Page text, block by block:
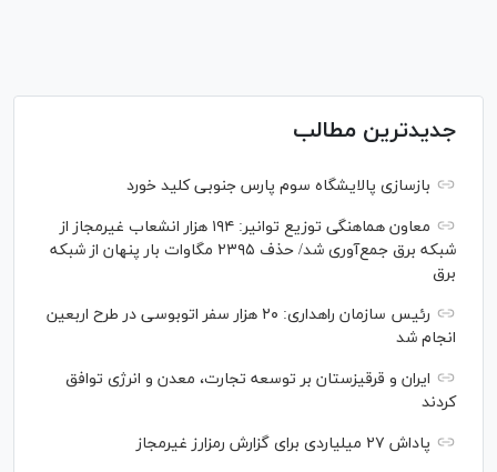
جدیدترین مطالب
بازسازی پالایشگاه سوم پارس جنوبی کلید خورد
معاون هماهنگی توزیع توانیر: ۱۹۴ هزار انشعاب غیرمجاز از
شبکه برق جمع‌آوری شد/ حذف ۲۳۹۵ مگاوات بار پنهان از شبکه
برق
رئیس سازمان راهداری: ۲۰ هزار سفر اتوبوسی در طرح اربعین
انجام شد
ایران و قرقیزستان بر توسعه تجارت، معدن و انرژی توافق
کردند
پاداش ۲۷ میلیاردی برای گزارش رمزارز غیرمجاز